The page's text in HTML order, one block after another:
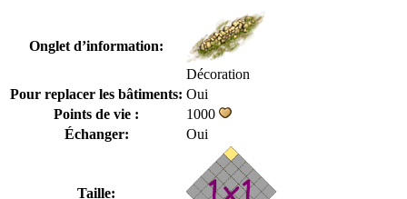
Onglet d’information:
Décoration
Pour replacer les bâtiments: Oui
Points de vie :
1000
Échanger:
Oui
Taille: